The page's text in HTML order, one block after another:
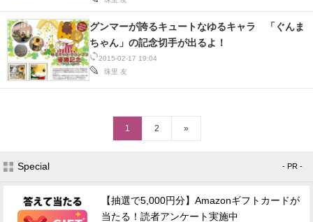
2015-02-17 19:04
珠里 友
グンマーが誇るキュートなゆるキャラ 「ぐんま
ちゃん」の記念切手が出るよ！
1 2 »
Special - PR -
【抽選で5,000円分】Amazonギフトカードが
当たる！読者アンケート実施中